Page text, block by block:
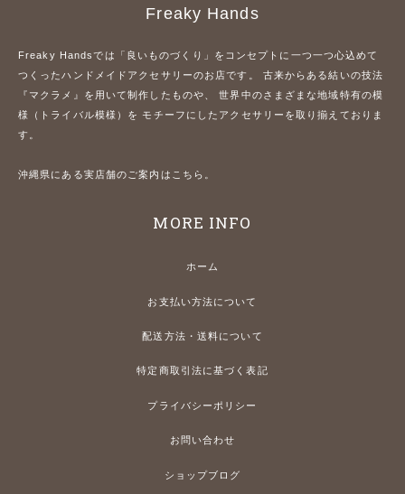
Freaky Hands
Freaky Handsでは「良いものづくり」をコンセプトに一つ一つ心込めて
つくったハンドメイドアクセサリーのお店です。 古来からある結いの技法
『マクラメ』を用いて制作したものや、 世界中のさまざまな地域特有の模
様（トライバル模様）を モチーフにしたアクセサリーを取り揃えておりま
す。
沖縄県にある実店舗のご案内はこちら。
MORE INFO
ホーム
お支払い方法について
配送方法・送料について
特定商取引法に基づく表記
プライバシーポリシー
お問い合わせ
ショップブログ